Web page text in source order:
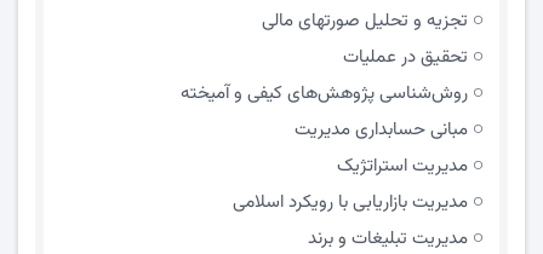
تجزیه و تحلیل صورتهای مالی
تحقیق در عملیات
روش‌شناسی پژوهش‌های کیفی و آمیخته
مبانی حسابداری مدیریت
مدیریت استراتژیک
مدیریت بازاریابی با رویکرد اسلامی
مدیریت تبلیغات و برند